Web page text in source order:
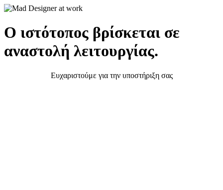
Ο ιστότοπος βρίσκεται σε
αναστολή λειτουργίας.
Ευχαριστούμε για την υποστήριξη σας